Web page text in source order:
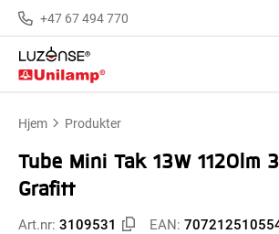
+47 67 494 770
Hjem Produkter
Tube Mini Tak 13W 1120lm
Grafitt
Art.nr: 3109531 EAN: